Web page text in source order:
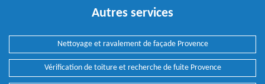
Autres services
Nettoyage et ravalement de façade Provence
Vérification de toiture et recherche de fuite Provence